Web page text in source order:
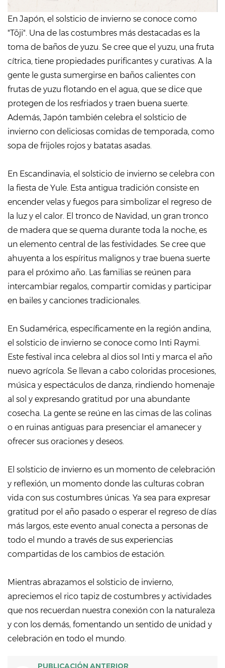
En Japón, el solsticio de invierno se conoce como
"Tōji". Una de las costumbres más destacadas es la
toma de baños de yuzu. Se cree que el yuzu, una fruta
cítrica, tiene propiedades purificantes y curativas. A la
gente le gusta sumergirse en baños calientes con
frutas de yuzu flotando en el agua, que se dice que
protegen de los resfriados y traen buena suerte.
Además, Japón también celebra el solsticio de
invierno con deliciosas comidas de temporada, como
sopa de frijoles rojos y batatas asadas.
En Escandinavia, el solsticio de invierno se celebra con
la fiesta de Yule. Esta antigua tradición consiste en
encender velas y fuegos para simbolizar el regreso de
la luz y el calor. El tronco de Navidad, un gran tronco
de madera que se quema durante toda la noche, es
un elemento central de las festividades. Se cree que
ahuyenta a los espíritus malignos y trae buena suerte
para el próximo año. Las familias se reúnen para
intercambiar regalos, compartir comidas y participar
en bailes y canciones tradicionales.
En Sudamérica, específicamente en la región andina,
el solsticio de invierno se conoce como Inti Raymi.
Este festival inca celebra al dios sol Inti y marca el año
nuevo agrícola. Se llevan a cabo coloridas procesiones,
música y espectáculos de danza, rindiendo homenaje
al sol y expresando gratitud por una abundante
cosecha. La gente se reúne en las cimas de las colinas
o en ruinas antiguas para presenciar el amanecer y
ofrecer sus oraciones y deseos.
El solsticio de invierno es un momento de celebración
y reflexión, un momento donde las culturas cobran
vida con sus costumbres únicas. Ya sea para expresar
gratitud por el año pasado o esperar el regreso de días
más largos, este evento anual conecta a personas de
todo el mundo a través de sus experiencias
compartidas de los cambios de estación.
Mientras abrazamos el solsticio de invierno,
apreciemos el rico tapiz de costumbres y actividades
que nos recuerdan nuestra conexión con la naturaleza
y con los demás, fomentando un sentido de unidad y
celebración en todo el mundo.
PUBLICACIÓN ANTERIOR